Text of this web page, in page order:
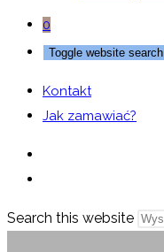
0
Toggle website search
Kontakt
Jak zamawiać?
Search this website